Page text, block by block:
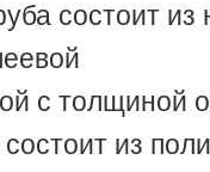
состоит из
с толщиной
из